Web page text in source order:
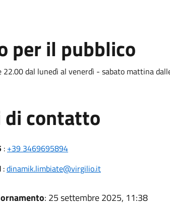
per il pubblico
22.00 dal lunedì al venerdì - sabato mattina
di contatto
: +39 3469695894
:dinamik.limbiate@virgilio.it
: 25 settembre 2025, 11:38